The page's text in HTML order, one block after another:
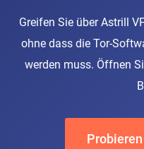
Greifen Sie über Astrill
ohne dass die Tor-
werden muss. Öffnen